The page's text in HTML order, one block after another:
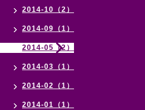
2014-10（2）
2014-09（1）
2014-05（2）
2014-03（1）
2014-02（1）
2014-01（1）